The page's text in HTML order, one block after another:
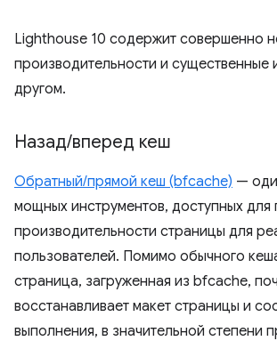
Lighthouse 10 содержит совершенно
производительности и существенные
другом.
Назад/вперед кеш
Обратный/прямой кеш (bfcache) —
мощных инструментов, доступных для
производительности страницы для
пользователей. Помимо обычного
страница, загруженная из bfcache,
восстанавливает макет страницы и
выполнения, в значительной степени